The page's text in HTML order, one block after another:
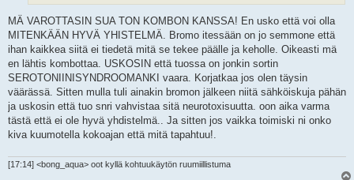
MÄ VAROTTASIN SUA TON KOMBON KANSSA! En usko että voi olla
MITENKÄÄN HYVÄ YHISTELMÄ. Bromo itessään on jo semmone että
ihan kaikkea siitä ei tiedetä mitä se tekee päälle ja keholle. Oikeasti mä
en lähtis kombottaa. USKOSIN että tuossa on jonkin sortin
SEROTONIINISYNDROOMANKI vaara. Korjatkaa jos olen täysin
väärässä. Sitten mulla tuli ainakin bromon jälkeen niitä sähköiskuja pähän
ja uskosin että tuo snri vahvistaa sitä neurotoxisuutta. oon aika varma
tästä että ei ole hyvä yhdistelmä.. Ja sitten jos vaikka toimiski ni onko
kiva kuumotella kokoajan että mitä tapahtuu!.
[17:14] <bong_aqua> oot kyllä kohtuukäytön ruumiillistuma